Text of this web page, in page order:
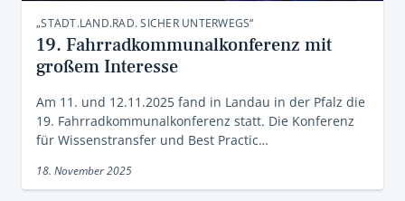
„STADT.LAND.RAD. SICHER UNTERWEGS“
19. Fahrradkommunalkonferenz mit
großem Interesse
Am 11. und 12.11.2025 fand in Landau in der Pfalz die
19. Fahrradkommunalkonferenz statt. Die Konferenz
für Wissenstransfer und Best Practic…
18. November 2025